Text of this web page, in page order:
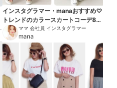
インスタグラマー・manaおすすめ♡
トレンドのカラースカートコーデ8選
【2018秋】
ママ 会社員 インスタグラマー
mana